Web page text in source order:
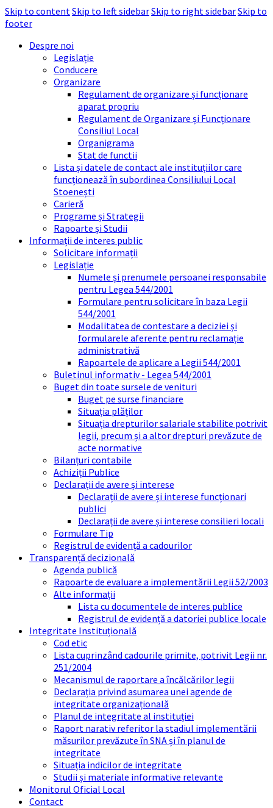
Skip to contentSkip to left sidebarSkip to right sidebarSkip to
footer
Despre noi
Legislație
Conducere
Organizare
Regulament de organizare și funcționare
aparat propriu
Regulament de Organizare și Funcționare
Consiliul Local
Organigrama
Stat de functii
Lista și datele de contact ale instituțiilor care
funcționează în subordinea Consiliului Local
Stoenești
Carieră
Programe și Strategii
Rapoarte și Studii
Informații de interes public
Solicitare informații
Legislație
Numele și prenumele persoanei responsabile
pentru Legea 544/2001
Formulare pentru solicitare în baza Legii
544/2001
Modalitatea de contestare a deciziei și
formularele aferente pentru reclamație
administrativă
Rapoartele de aplicare a Legii 544/2001
Buletinul informativ - Legea 544/2001
Buget din toate sursele de venituri
Buget pe surse financiare
Situația plăților
Situația drepturilor salariale stabilite potrivit
legii, precum și a altor drepturi prevăzute de
acte normative
Bilanțuri contabile
Achiziții Publice
Declarații de avere și interese
Declarații de avere și interese funcționari
publici
Declarații de avere și interese consilieri locali
Formulare Tip
Registrul de evidență a cadourilor
Transparență decizională
Agenda publică
Rapoarte de evaluare a implementării Legii 52/2003
Alte informații
Lista cu documentele de interes publice
Registrul de evidență a datoriei publice locale
Integritate Instituțională
Cod etic
Lista cuprinzând cadourile primite, potrivit Legii nr.
251/2004
Mecanismul de raportare a încălcărilor legii
Declarația privind asumarea unei agende de
integritate organizațională
Planul de integritate al instituției
Raport narativ referitor la stadiul implementării
măsurilor prevăzute în SNA și în planul de
integritate
Situația indicilor de integritate
Studii și materiale informative relevante
Monitorul Oficial Local
Contact